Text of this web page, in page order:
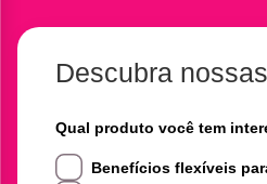
Descubra
Qual produto você tem
Benefícios flexíveis